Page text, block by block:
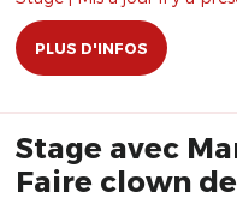
PLUS D'INFOS
Stage avec
Faire clown